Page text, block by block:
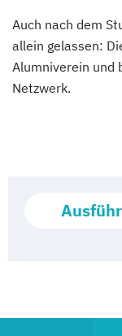
Auch nach dem
allein gelassen:
Alumniverein und
Netzwerk.